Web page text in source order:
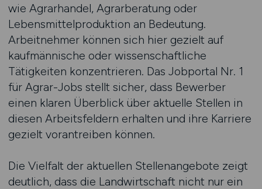
wie Agrarhandel, Agrarberatung oder
Lebensmittelproduktion an Bedeutung.
Arbeitnehmer können sich hier gezielt auf
kaufmännische oder wissenschaftliche
Tätigkeiten konzentrieren. Das Jobportal Nr. 1
für Agrar-Jobs stellt sicher, dass Bewerber
einen klaren Überblick über aktuelle Stellen in
diesen Arbeitsfeldern erhalten und ihre Karriere
gezielt vorantreiben können.
Die Vielfalt der aktuellen Stellenangebote zeigt
deutlich, dass die Landwirtschaft nicht nur ein